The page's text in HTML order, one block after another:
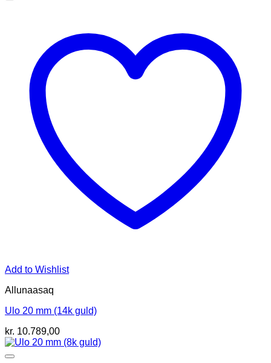
Add to Wishlist
Allunaasaq
Ulo 20 mm (14k guld)
kr. 10.789,00